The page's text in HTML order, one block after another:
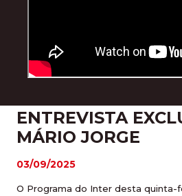
ENTREVISTA
MÁRIO JORGE
03/09/2025
O Programa do Inter desta quinta-